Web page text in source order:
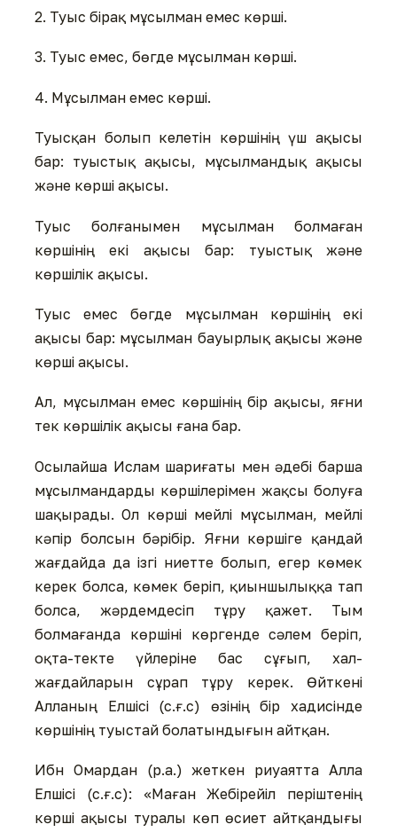
2. Туыс бірақ мұсылман емес көрші.
3. Туыс емес, бөгде мұсылман көрші.
4. Мұсылман емес көрші.
Туысқан болып келетін көршінің үш ақысы
бар: туыстық ақысы, мұсылмандық ақысы
және көрші ақысы.
Туыс болғанымен мұсылман болмаған
көршінің екі ақысы бар: туыстық және
көршілік ақысы.
Туыс емес бөгде мұсылман көршінің екі
ақысы бар: мұсылман бауырлық ақысы және
көрші ақысы.
Ал, мұсылман емес көршінің бір ақысы, яғни
тек көршілік ақысы ғана бар.
Осылайша Ислам шариғаты мен әдебі барша
мұсылмандарды көршілерімен жақсы болуға
шақырады. Ол көрші мейлі мұсылман, мейлі
кәпір болсын бәрібір. Яғни көршіге қандай
жағдайда да ізгі ниетте болып, егер көмек
керек болса, көмек беріп, қиыншылыққа тап
болса, жәрдемдесіп тұру қажет. Тым
болмағанда көршіні көргенде сәлем беріп,
оқта-текте үйлеріне бас сұғып, хал-
жағдайларын сұрап тұру керек. Өйткені
Алланың Елшісі (с.ғ.с) өзінің бір хадисінде
көршінің туыстай болатындығын айтқан.
Ибн Омардан (р.а.) жеткен риуаятта Алла
Елшісі (с.ғ.с): «Маған Жебірейіл періштенің
көрші ақысы туралы көп өсиет айтқандығы